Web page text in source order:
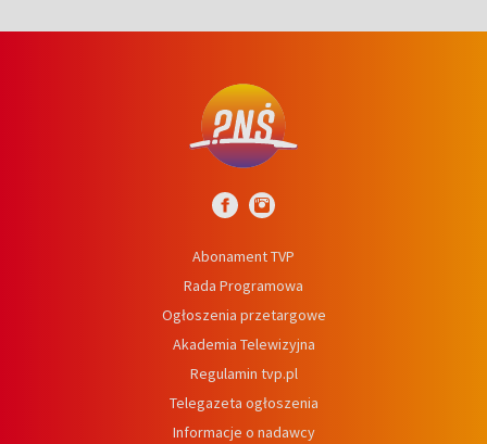
Abonament TVP
Rada Programowa
Ogłoszenia przetargowe
Akademia Telewizyjna
Regulamin tvp.pl
Telegazeta ogłoszenia
Informacje o nadawcy